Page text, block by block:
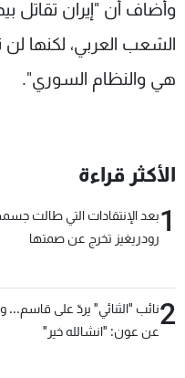
وأضاف أن "إيران تقاتل
الشعب العربي، لكنها
هي والنظام السوري".
الأكثر قراءة
1بعد الإنتقادات التي طالت
رودريغيز تخرج عن صمتها
2نائب "الثنائي" يردّ على قاسم...
عن عون: "انشالله خير"